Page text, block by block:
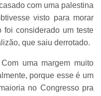
com uma palestina
visto para morar
foi considerado um teste
que saiu derrotado.
uma margem muito
porque esse é um
no Congresso pra